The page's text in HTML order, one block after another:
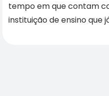
tempo em que contam
instituição de ensino que